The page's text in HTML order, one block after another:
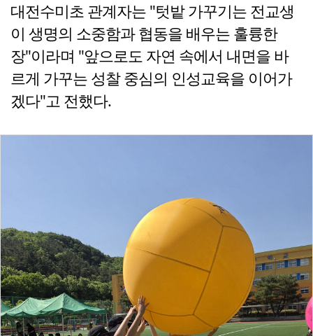
대전수미초 관계자는 "텃밭 가꾸기는 전교생
이 생명의 소중함과 협동을 배우는 훌륭한
장"이라며 "앞으로도 자연 속에서 내면을 바
르게 가꾸는 성찰 중심의 인성교육을 이어가
겠다"고 전했다.